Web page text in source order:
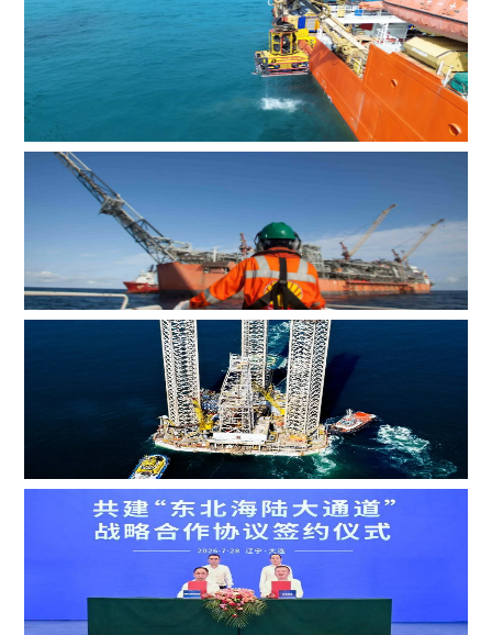
辉固深水ROV服务助力印度海上钻井作业
MOL Group斥资7.2亿美元收购壳牌旗下塞浦路斯子公司
Borr Drilling墨西哥合资公司完成五座钻井平台收购，交易
额2.87亿美元